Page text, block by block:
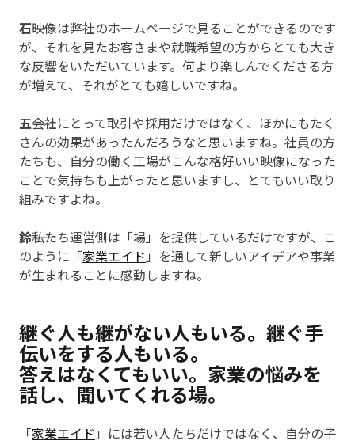
石――映像は弊社のホームページで見ることができるのです
が、それを見たお客さまや就職希望の方からとても大き
な反響をいただいています。何より楽しんでくださる方
が増えて、それがとても嬉しいですね。
五――会社にとって取引や採用だけではなく、ほかにもたく
さんの効果があったんだろうなと思いますね。社員の方
たちも、自分の働く工場がこんな格好いい映像になった
ことで気持ちも上がったと思いますし、とてもいい取り
組みですよね。
鈴――私たち運営側は「場」を提供しているだけですが、こ
のように「家業エイド 」を通して新しいアイデアや事業
が生まれることに感動しますね。
継ぐ人も継がない人もいる。継ぐ手
伝いをする人もいる。
答えはなくてもいい。家業の悩みを
話し、聞いてくれる場。
「家業エイド 」には若い人たちだけではなく、自分の子